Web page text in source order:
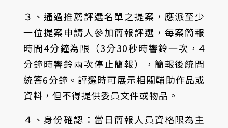
３、通過推薦評選名單之提案，應派至少
一位提案申請人參加簡報評選，每案簡報
時間4分鐘為限（3分30秒時響鈴一次，4
分鐘時響鈴兩次停止簡報），簡報後統問
統答6分鐘。評選時可展示相關輔助作品或
資料，但不得提供委員文件或物品。
４、身份確認：當日簡報人員資格限為主